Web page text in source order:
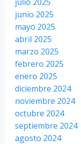
junio 2025
mayo 2025
abril 2025
marzo 2025
febrero 2025
enero 2025
diciembre 2024
noviembre 2024
octubre 2024
septiembre 2024
agosto 2024